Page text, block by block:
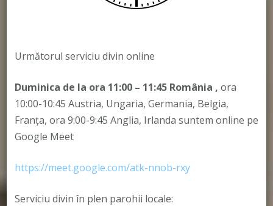
Următorul serviciu divin online
Duminica de la ora 11:00 – 11:45România , ora
10:00-10:45 Austria, Ungaria, Germania, Belgia,
Franța, ora 9:00-9:45 Anglia, Irlanda suntem online pe
Google Meet
https://meet.google.com/atk-nnob-rxy
Serviciu divin în plen parohii locale: